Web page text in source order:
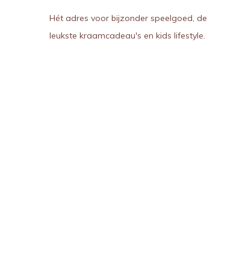
Hét adres voor bijzonder speelgoed, de
leukste kraamcadeau's en kids lifestyle.